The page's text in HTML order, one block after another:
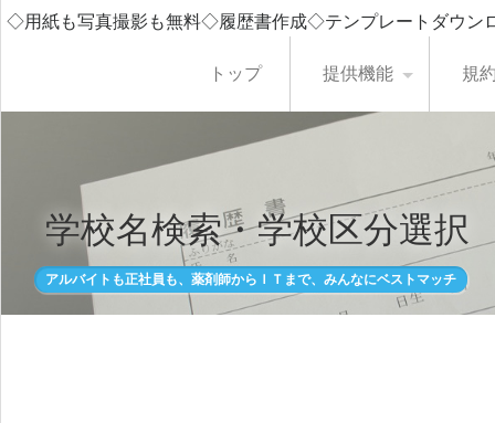
◇用紙も写真撮影も無料◇履歴書作成◇テンプレートダウ
トップ 提供機能 規
学校名検索・学校区分選択
アルバイトも正社員も、薬剤師からＩＴまで、みんなにベストマッチ